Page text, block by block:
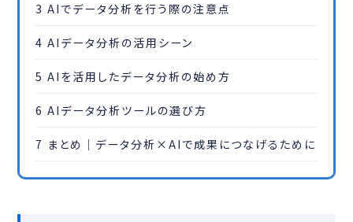
3 AIでデータ分析を行う際の注意点
4 AIデータ分析の活用シーン
5 AIを活用したデータ分析の始め方
6 AIデータ分析ツールの選び方
7 まとめ｜データ分析×AIで成果につなげるために